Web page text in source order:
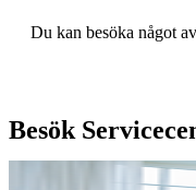
Du kan besöka något
Besök